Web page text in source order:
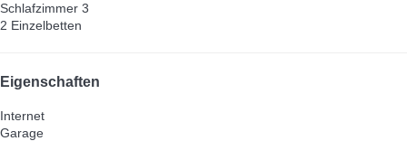
Schlafzimmer 3
2 Einzelbetten
Eigenschaften
Internet
Garage